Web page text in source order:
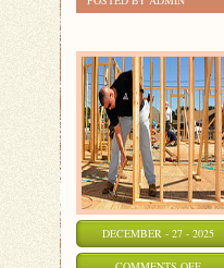
DECEMBER - 27 - 2025
ON